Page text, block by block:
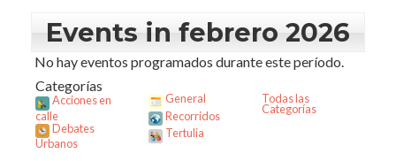
Events in febrero 2026
No hay eventos programados durante este período.
Categorías
Acciones en
calle
Debates
Urbanos
General
Recorridos
Tertulia
Todas las
Categorías